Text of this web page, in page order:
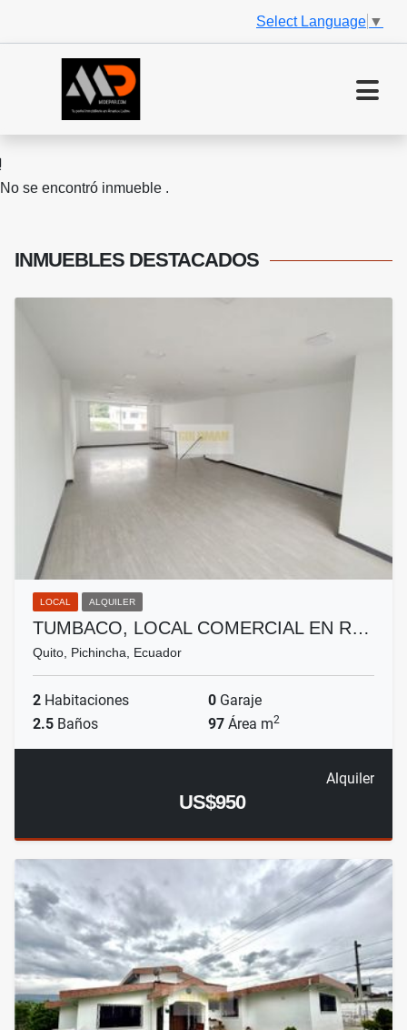
Select Language ▼
No se encontró inmueble .
INMUEBLES DESTACADOS
LOCAL ALQUILER
TUMBACO, LOCAL COMERCIAL EN R…
Quito, Pichincha, Ecuador
2 Habitaciones 0 Garaje
2.5 Baños 97 Área m2
Alquiler
US$950